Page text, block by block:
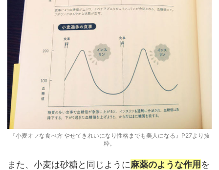
『小麦オフな食べ方 やせてきれいになり性格までも美人になる』P27より抜
粋。
また、小麦は砂糖と同じように麻薬のような作用 を